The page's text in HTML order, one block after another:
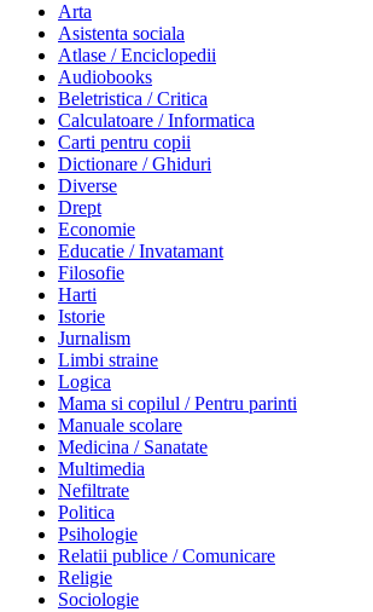
Arta
Asistenta sociala
Atlase / Enciclopedii
Audiobooks
Beletristica / Critica
Calculatoare / Informatica
Carti pentru copii
Dictionare / Ghiduri
Diverse
Drept
Economie
Educatie / Invatamant
Filosofie
Harti
Istorie
Jurnalism
Limbi straine
Logica
Mama si copilul / Pentru parinti
Manuale scolare
Medicina / Sanatate
Multimedia
Nefiltrate
Politica
Psihologie
Relatii publice / Comunicare
Religie
Sociologie